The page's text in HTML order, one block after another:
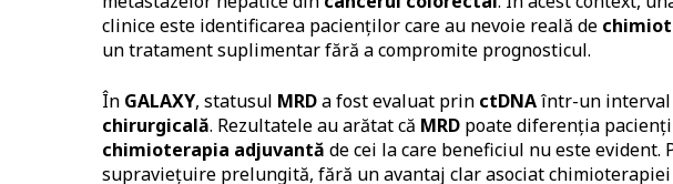
clinice este identificarea pacienților care au nevoie reală de
un tratament suplimentar fără a compromite prognosticul.
În GALAXY, statusul MRDa fost evaluat prin ctDNAîntr-un interval
chirurgicală. Rezultatele au arătat că MRD poate diferenția
chimioterapia adjuvantă de cei la care beneficiul nu este evident.
supraviețuire prelungită, fără un avantaj clar asociat